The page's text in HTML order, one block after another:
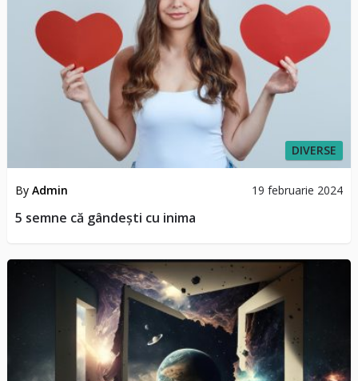
DIVERSE
By Admin 19 februarie 2024
5 semne că gândești cu inima